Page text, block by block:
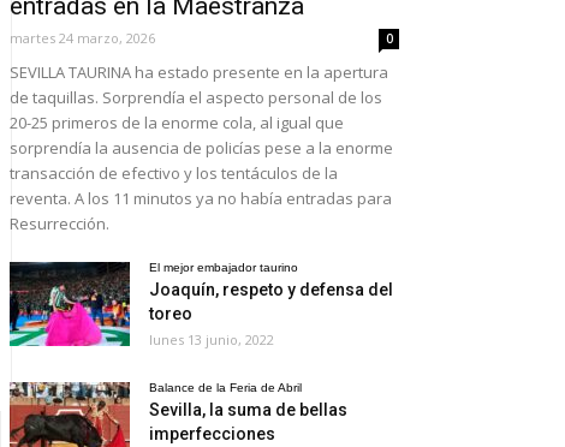
entradas en la Maestranza
martes 24 marzo, 2026 0
SEVILLA TAURINA ha estado presente en la apertura
de taquillas. Sorprendía el aspecto personal de los
20-25 primeros de la enorme cola, al igual que
sorprendía la ausencia de policías pese a la enorme
transacción de efectivo y los tentáculos de la
reventa. A los 11 minutos ya no había entradas para
Resurrección.
El mejor embajador taurino
Joaquín, respeto y defensa del
toreo
lunes 13 junio, 2022
Balance de la Feria de Abril
Sevilla, la suma de bellas
imperfecciones